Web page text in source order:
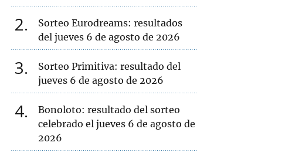
2
Sorteo Eurodreams: resultados
del jueves 6 de agosto de 2026
3
Sorteo Primitiva: resultado del
jueves 6 de agosto de 2026
4
Bonoloto: resultado del sorteo
celebrado el jueves 6 de agosto de
2026